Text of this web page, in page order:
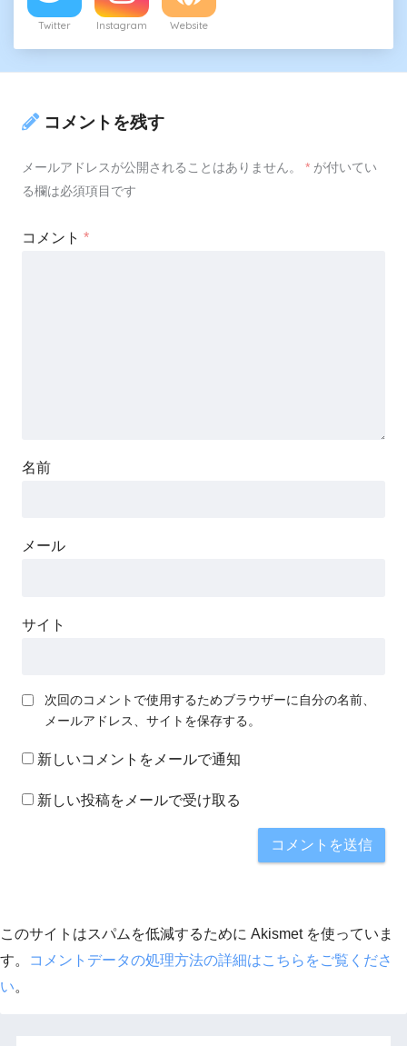
Twitter Instagram Website
コメントを残す
メールアドレスが公開されることはありません。 * が付いてい
る欄は必須項目です
コメント *
名前
メール
サイト
次回のコメントで使用するためブラウザーに自分の名前、
メールアドレス、サイトを保存する。
新しいコメントをメールで通知
新しい投稿をメールで受け取る
このサイトはスパムを低減するために Akismet を使っていま
す。
コメントデータの処理方法の詳細はこちらをご覧くださ
い。